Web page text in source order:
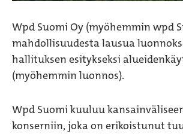
Wpd Suomi Oy (myöhemmin wpd
mahdollisuudesta lausua
hallituksen esitykseksi
(myöhemmin luonnos).
Wpd Suomi kuuluu
konserniin, joka on erikoistunut